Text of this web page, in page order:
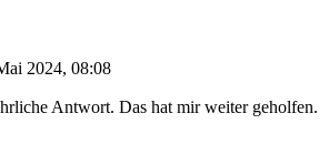
2024, 08:08
Antwort. Das hat mir weiter geholfen.